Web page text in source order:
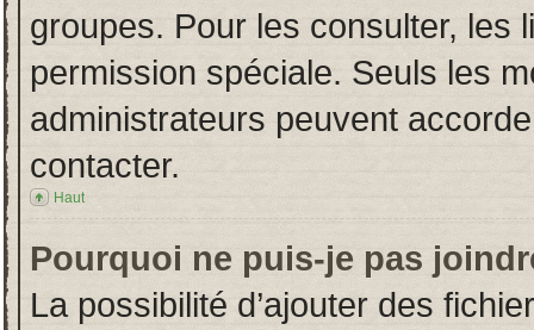
groupes. Pour les consulter, les
permission spéciale. Seuls les
administrateurs peuvent
contacter.
Haut
Pourquoi ne puis-je pas
La possibilité d’ajouter des